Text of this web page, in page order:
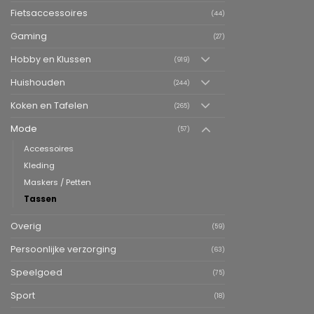
Fietsaccessoires (44)
Gaming (27)
Hobby en Klussen (919)
Huishouden (244)
Koken en Tafelen (265)
Mode (57)
Accessoires
Kleding
Maskers / Petten
Tassen
Overig (59)
Persoonlijke verzorging (63)
Speelgoed (75)
Sport (18)